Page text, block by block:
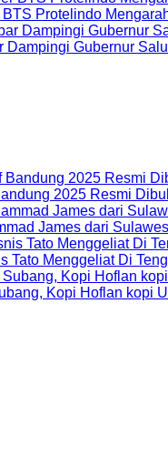
BTS Protelindo
Dampingi Gubernur
2025 Resmi
James dari
Tato Menggeliat Di
Kopi Hoflan kopi